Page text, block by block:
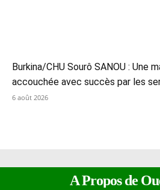
Burkina/CHU Sourô SANOU : Une
accouchée avec succès par les
6 août 2026
A Propos de